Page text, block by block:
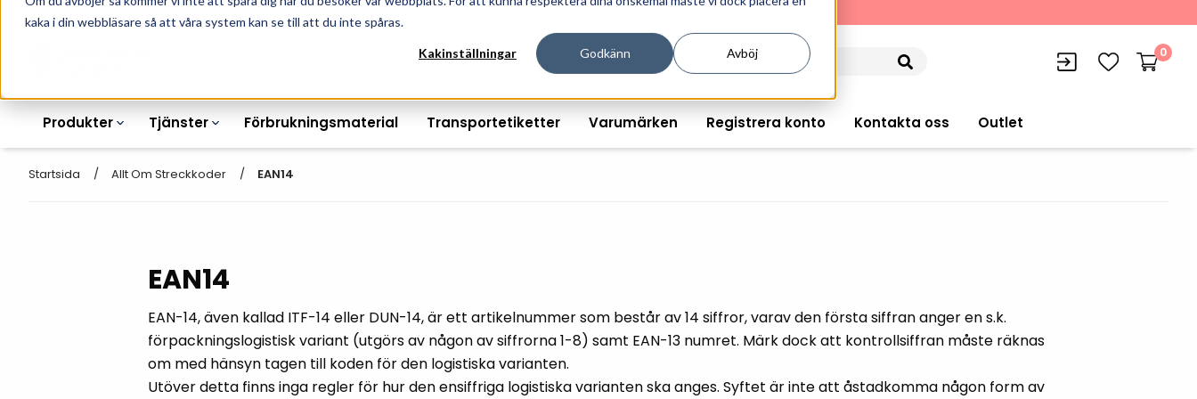
kaka i din webbläsare så att våra system kan se till att du inte spåras.
Kakinställningar Godkänn Avböj
010-162 61 90 Lösningar för professionell informationshantering och märkning
0
Produkter
Armbandsskrivare
bläckstråleskrivare
Färgband
Transportetiketter
Kvittorullar
Fingerskanners
Streckkodsverifierare
Tillbehör streckkodsläsare
Wearable Computers
Tillbehör tablets
Ruggade plattor
Pekskärmsdatorer
Pekskärmar
Tjänster
Laseretikett_A4
Streckkodsmenyer
Hyllkantsmärkning
Plastlister för hyllkanter
Digital printshop
färgetiketter
Tryckta etiketter
streckkodsoriginal
Lager och logistikprogram
inventering
Förbrukningsmaterial Transportetiketter Varumärken Registrera konto Kontakta oss Outlet
Startsida Allt Om Streckkoder EAN14
EAN14
EAN-14, även kallad ITF-14 eller DUN-14, är ett artikelnummer som består av 14 siffror, varav den första siffran anger en s.k.
förpackningslogistisk variant (utgörs av någon av siffrorna 1-8) samt EAN-13 numret. Märk dock att kontrollsiffran måste räknas
om med hänsyn tagen till koden för den logistiska varianten.
Utöver detta finns inga regler för hur den ensiffriga logistiska varianten ska anges. Syftet är inte att åstadkomma någon form av